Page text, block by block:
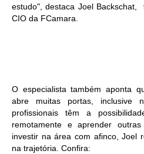
estudo", destaca Joel
CIO da FCamara.
O especialista também aponta
abre muitas portas, inclusive
profissionais têm a
remotamente e aprender
investir na área com afinco, Joel
na trajetória. Confira: